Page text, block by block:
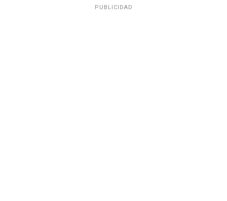
PUBLICIDAD